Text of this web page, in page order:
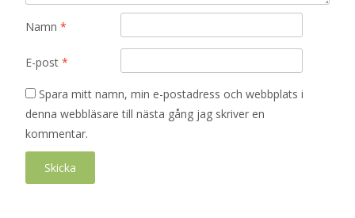
Namn *
E-post *
Spara mitt namn, min e-postadress och webbplats i
denna webbläsare till nästa gång jag skriver en
kommentar.